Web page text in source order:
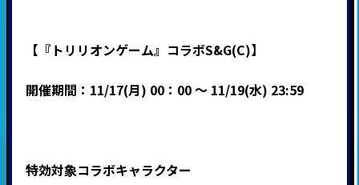
【『トリリオンゲーム』コラボS&G(C)】
開催期間：11/17(月) 00：00 ～ 11/19(水) 23:59
特効対象コラボキャラクター